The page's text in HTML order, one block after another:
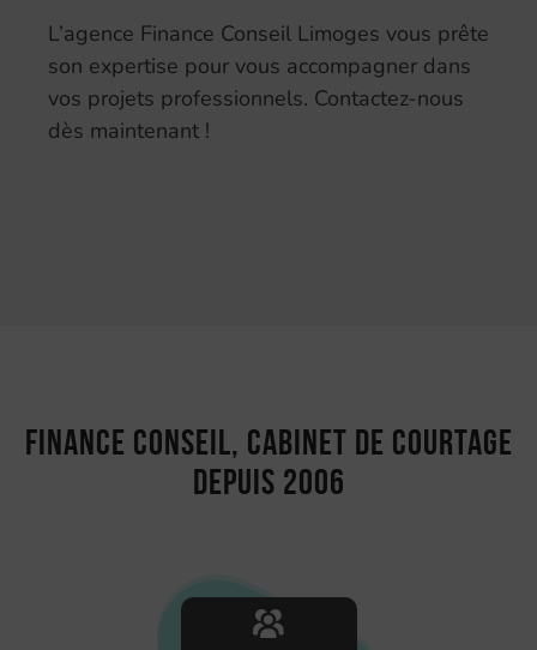
L’agence Finance Conseil Limoges vous prête
son expertise pour vous accompagner dans
vos projets professionnels. Contactez-nous
dès maintenant !
Finance Conseil, cabinet de courtage
depuis 2006